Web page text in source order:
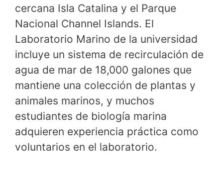
cercana Isla Catalina y el Parque
Nacional Channel Islands. El
Laboratorio Marino de la universidad
incluye un sistema de recirculación de
agua de mar de 18,000 galones que
mantiene una colección de plantas y
animales marinos, y muchos
estudiantes de biología marina
adquieren experiencia práctica como
voluntarios en el laboratorio.